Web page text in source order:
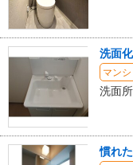
洗面
マン
洗面
慣れ